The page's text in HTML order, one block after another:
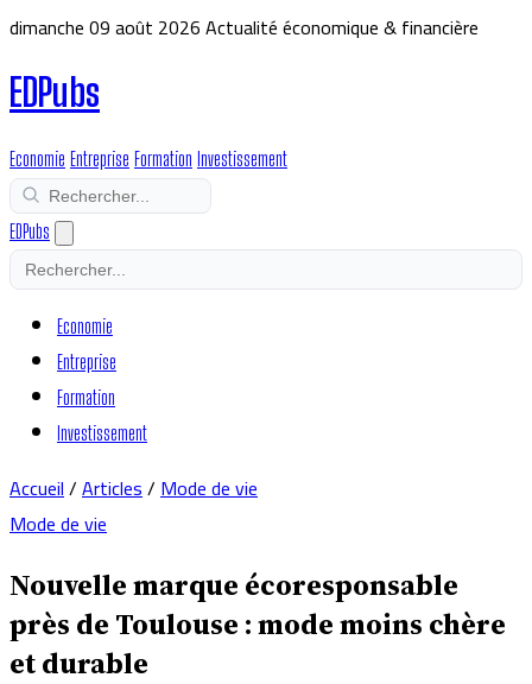
dimanche 09 août 2026Actualité économique & financière
EDPubs
Economie Entreprise Formation Investissement
EDPubs
Economie
Entreprise
Formation
Investissement
Accueil/Articles/Mode de vie
Mode de vie
Nouvelle marque écoresponsable
près de Toulouse : mode moins chère
et durable